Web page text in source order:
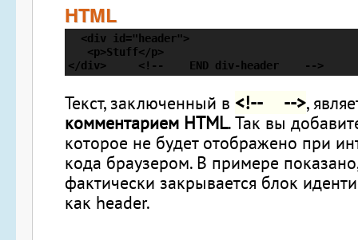
HTML
  <div id="header">
<p>Stuff</p>
</div>     <!--    END div-header    -->
Текст, заключенный в <!-- -->,
комментарием HTML. Так вы
которое не будет отображено при
кода браузером. В примере
фактически закрывается блок
как header.